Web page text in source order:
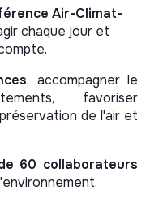
Air-Climat-
chaque jour et
, accompagner le
favoriser
de l'air et
60 collaborateurs